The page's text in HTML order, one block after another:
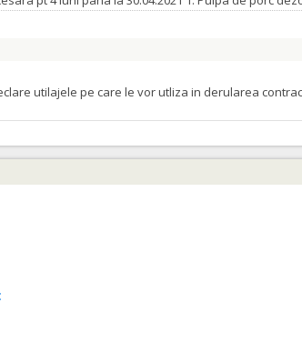
utilajele pe care le vor utliza in derularea